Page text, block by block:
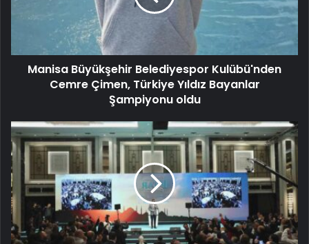
Manisa Büyükşehir Belediyespor Kulübü'nden
Cemre Çimen, Türkiye Yıldız Bayanlar
Şampiyonu oldu